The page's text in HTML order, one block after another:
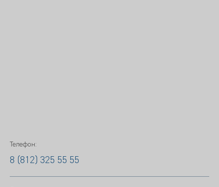
Телефон:
8 (812) 325 55 55